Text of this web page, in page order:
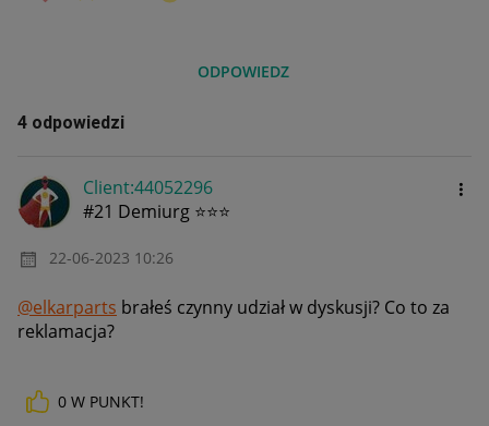
ODPOWIEDZ
4 odpowiedzi
Client:44052296
#21 Demiurg ⭐⭐⭐
‎22-06-2023 10:26
@elkarparts brałeś czynny udział w dyskusji? Co to za
reklamacja?
0 W PUNKT!